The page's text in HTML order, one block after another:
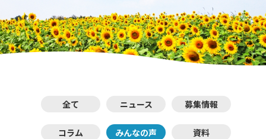
全て ニュース 募集情報
コラム みんなの声 資料